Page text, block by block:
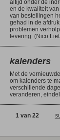
altijd onder de
en de kwaliteit
van bestellingen
gehad in de
problemen
levering. (Nico
kalenders
Met de
om kalenders te
verschillende
veranderen,
1 van 22